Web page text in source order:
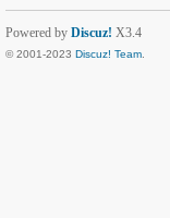
Powered by Discuz! X3.4
© 2001-2023 Discuz! Team